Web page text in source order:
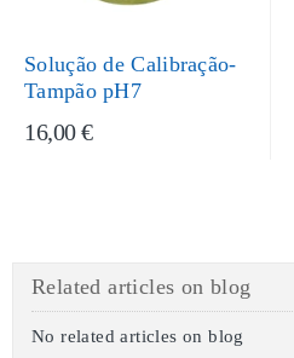
Solução de Calibração-
Tampão pH7
16,00 €
Related articles on blog
No related articles on blog